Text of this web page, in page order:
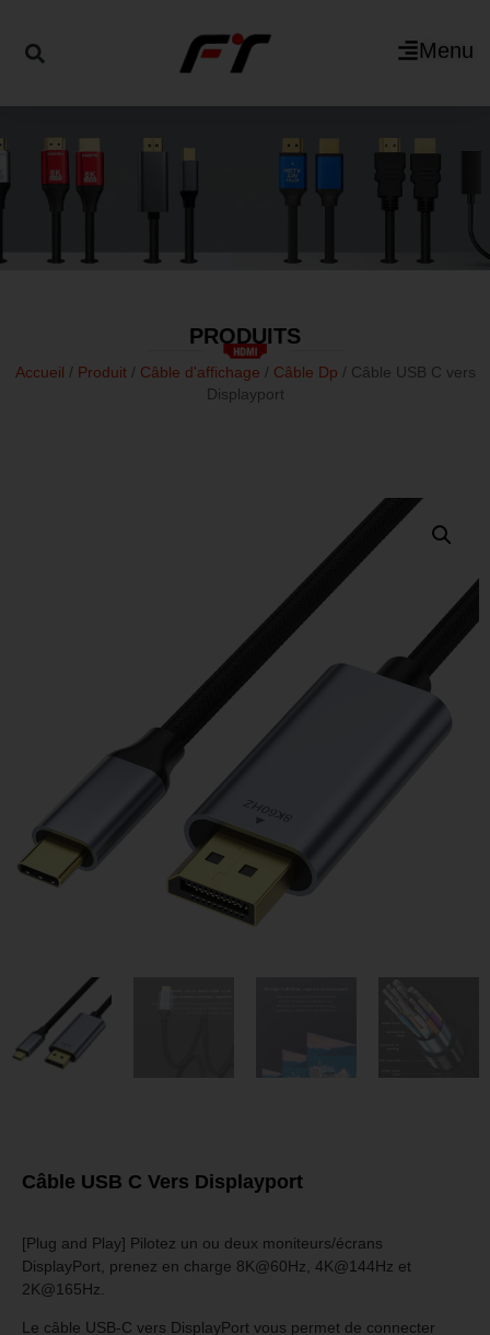
Menu
PRODUITS
Accueil / Produit/ Câble d'affichage / Câble Dp / Câble USB C vers
Displayport
Câble USB C Vers Displayport
[Plug and Play] Pilotez un ou deux moniteurs/écrans
DisplayPort, prenez en charge 8K@60Hz, 4K@144Hz et
2K@165Hz.
Le câble USB-C vers DisplayPort vous permet de connecter